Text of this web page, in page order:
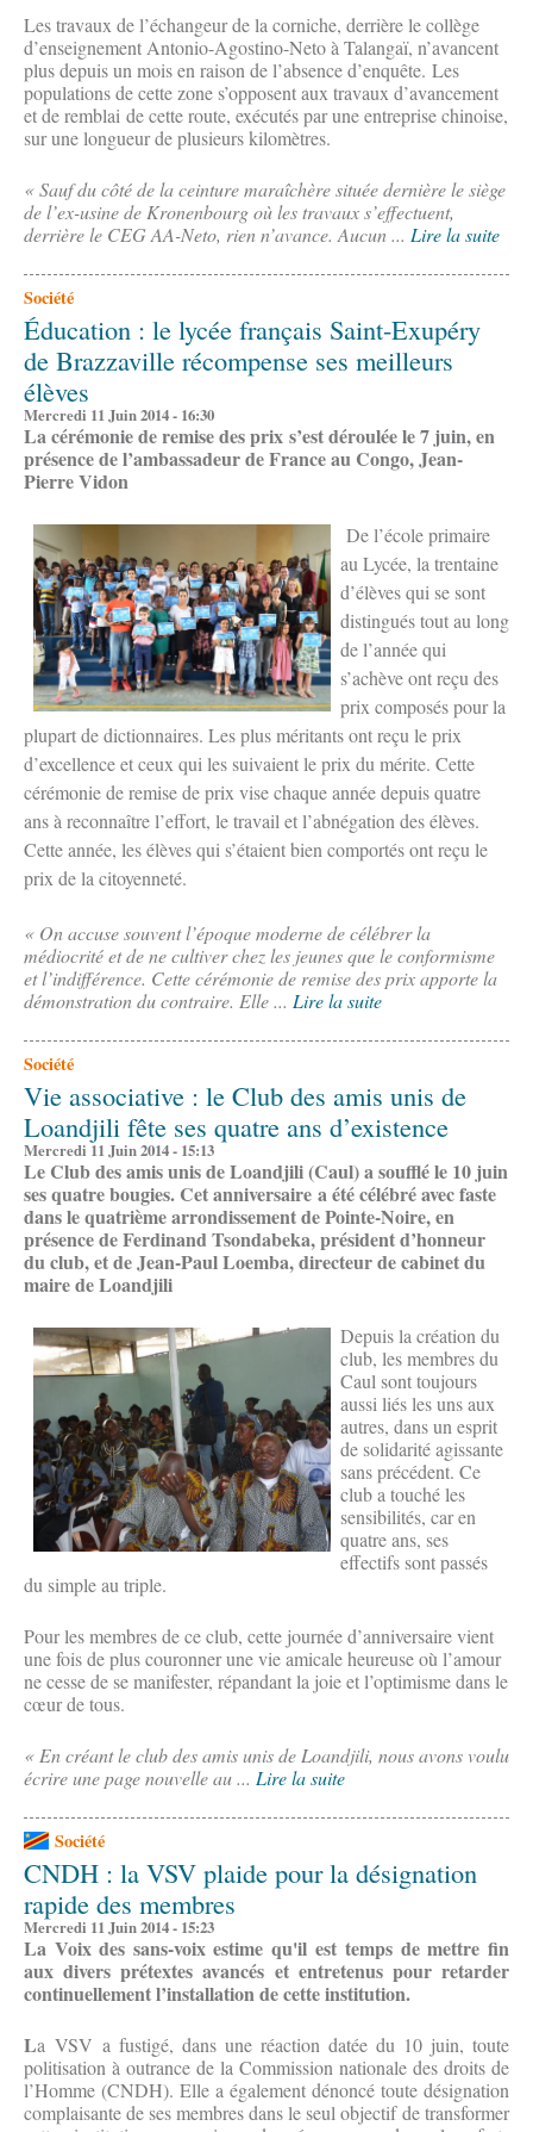
Les travaux de l’échangeur de la corniche, derrière le collège
d’enseignement Antonio-Agostino-Neto à Talangaï, n’avancent
plus depuis un mois en raison de l’absence d’enquête. Les
populations de cette zone s’opposent aux travaux d’avancement
et de remblai de cette route, exécutés par une entreprise chinoise,
sur une longueur de plusieurs kilomètres.
« Sauf du côté de la ceinture maraîchère située dernière le siège
de l’ex-usine de Kronenbourg où les travaux s’effectuent,
derrière le CEG AA-Neto, rien n’avance. Aucun ... Lire la suite
Société
Éducation : le lycée français Saint-Exupéry
de Brazzaville récompense ses meilleurs
élèves
Mercredi 11 Juin 2014 - 16:30
La cérémonie de remise des prix s’est déroulée le 7 juin, en
présence de l’ambassadeur de France au Congo, Jean-
Pierre Vidon
De l’école primaire
au Lycée, la trentaine
d’élèves qui se sont
distingués tout au long
de l’année qui
s’achève ont reçu des
prix composés pour la
plupart de dictionnaires. Les plus méritants ont reçu le prix
d’excellence et ceux qui les suivaient le prix du mérite. Cette
cérémonie de remise de prix vise chaque année depuis quatre
ans à reconnaître l’effort, le travail et l’abnégation des élèves.
Cette année, les élèves qui s’étaient bien comportés ont reçu le
prix de la citoyenneté.
« On accuse souvent l’époque moderne de célébrer la
médiocrité et de ne cultiver chez les jeunes que le conformisme
et l’indifférence. Cette cérémonie de remise des prix apporte la
démonstration du contraire. Elle ... Lire la suite
Société
Vie associative : le Club des amis unis de
Loandjili fête ses quatre ans d’existence
Mercredi 11 Juin 2014 - 15:13
Le Club des amis unis de Loandjili (Caul) a soufflé le 10 juin
ses quatre bougies. Cet anniversaire a été célébré avec faste
dans le quatrième arrondissement de Pointe-Noire, en
présence de Ferdinand Tsondabeka, président d’honneur
du club, et de Jean-Paul Loemba, directeur de cabinet du
maire de Loandjili
Depuis la création du
club, les membres du
Caul sont toujours
aussi liés les uns aux
autres, dans un esprit
de solidarité agissante
sans précédent. Ce
club a touché les
sensibilités, car en
quatre ans, ses
effectifs sont passés
du simple au triple.
Pour les membres de ce club, cette journée d’anniversaire vient
une fois de plus couronner une vie amicale heureuse où l’amour
ne cesse de se manifester, répandant la joie et l’optimisme dans le
cœur de tous.
« En créant le club des amis unis de Loandjili, nous avons voulu
écrire une page nouvelle au ... Lire la suite
Société
CNDH : la VSV plaide pour la désignation
rapide des membres
Mercredi 11 Juin 2014 - 15:23
La Voix des sans-voix estime qu'il est temps de mettre fin
aux divers prétextes avancés et entretenus pour retarder
continuellement l’installation de cette institution.
La VSV a fustigé, dans une réaction datée du 10 juin, toute
politisation à outrance de la Commission nationale des droits de
l’Homme (CNDH). Elle a également dénoncé toute désignation
complaisante de ses membres dans le seul objectif de transformer